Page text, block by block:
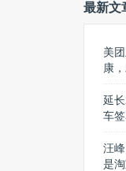
最新文
美
康
延
车
汪
是